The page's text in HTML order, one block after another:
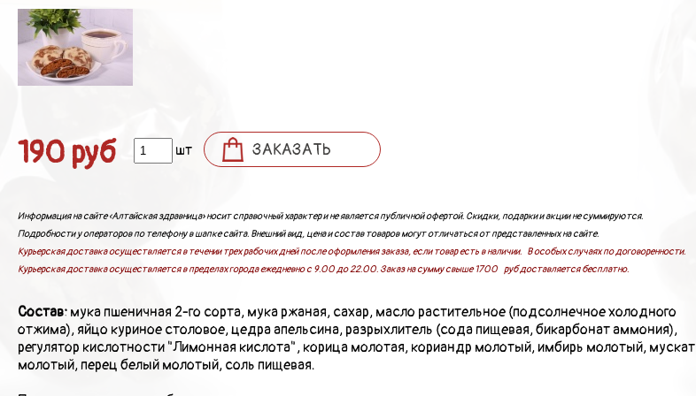
ПОДАРКИ И ПОДАРОЧНЫЕ НАБОРЫ
БЛОГ
КОНТАКТЫ
190 руб шт ЗАКАЗАТЬ
Информация на сайте «Алтайская здравница» носит справочный характер и не является публичной офертой. Скидки, подарки и акции не суммируются.
Подробности у операторов по телефону в шапке сайта. Внешний вид, цена и состав товаров могут отличаться от представленных на сайте.
Курьерская доставка осуществляется в течении трех рабочих дней после оформления заказа, если товар есть в наличии. В особых случаях по договоренности.
Курьерская доставка осуществляется в пределах города ежедневно с 9.00 до 22.00. Заказ на сумму свыше 1700 руб доставляется бесплатно.
Состав:мука пшеничная 2-го сорта, мука ржаная, сахар, масло растительное (подсолнечное холодного
отжима), яйцо куриное столовое, цедра апельсина, разрыхлитель (сода пищевая, бикарбонат аммония),
регулятор кислотности "Лимонная кислота", корица молотая, кориандр молотый, имбирь молотый, мускат
молотый, перец белый молотый, соль пищевая.